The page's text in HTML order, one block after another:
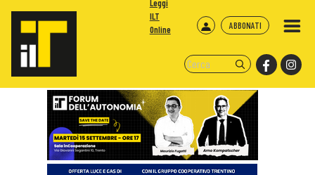
ABBONATI
Leggi
ILT
Online